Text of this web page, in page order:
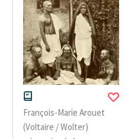
François-Marie Arouet
(Voltaire / Wolter)